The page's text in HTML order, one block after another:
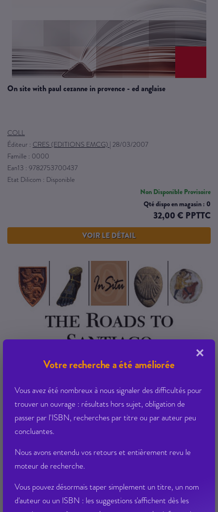
Votre recherche a été améliorée
Vous avez été nombreux à nous signaler des difficultés pour
trouver un ouvrage : résultats hors sujet, obligation de
passer par l'ISBN, recherches par titre ou par auteur peu
concluantes.
Nous avons entendu vos retours et entièrement revu le
moteur de recherche.
Vous pouvez désormais taper simplement un titre, un nom
d'auteur ou un ISBN : les suggestions s'affichent dès les
×
on site with paul cezanne in provence - ed anglaise
COLL
Éditeur : CRES (EDITIONS EMCG) | 28/03/2007
Famille : 0000
Ean13 : 9782753700437
Etat Dilicom : Disponible
Non Disponible Provisoire
Qté dispo en magasin : 0
32,00 € PPTTC
VOIR LE DÉTAIL